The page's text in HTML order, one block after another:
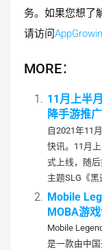
务。如果您想了
请访问
MORE：
11月上半
降手游推
自2021年11
快讯。11月
式上线，随
主题SLG《
Mobile
MOBA游
Mobile
是一款由中